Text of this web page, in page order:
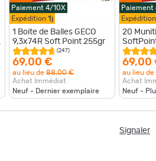
Paiement 4/10X
Expédition 1j
1 Boite de Balles GECO
9,3x74R Soft Point 255gr
(247)
69,00 €
au lieu de 88,00 €
Achat Immédiat
Neuf - Dernier exemplaire
Paiement
20
g 255Grs
69,00
au lieu de
Achat
Neuf -
Signaler